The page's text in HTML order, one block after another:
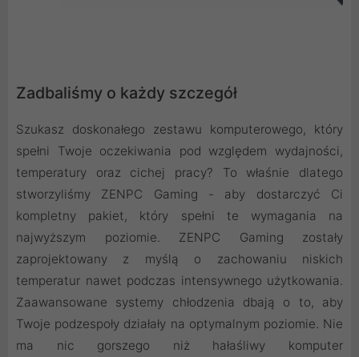
Zadbaliśmy o każdy szczegół
Szukasz doskonałego zestawu komputerowego, który
spełni Twoje oczekiwania pod względem wydajności,
temperatury oraz cichej pracy? To właśnie dlatego
stworzyliśmy ZENPC Gaming - aby dostarczyć Ci
kompletny pakiet, który spełni te wymagania na
najwyższym poziomie. ZENPC Gaming zostały
zaprojektowany z myślą o zachowaniu niskich
temperatur nawet podczas intensywnego użytkowania.
Zaawansowane systemy chłodzenia dbają o to, aby
Twoje podzespoły działały na optymalnym poziomie. Nie
ma nic gorszego niż hałaśliwy komputer